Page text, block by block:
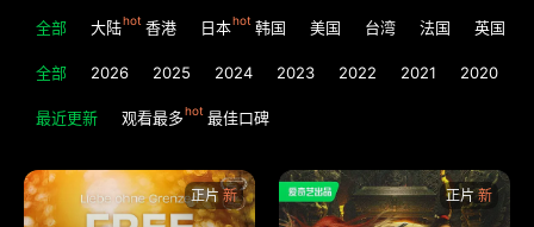
全部 大陆 香港 日本 韩国 美国 台湾 法国 英国
全部 2026 2025 2024 2023 2022 2021 2020
最近更新 观看最多 最佳口碑
正片 正片